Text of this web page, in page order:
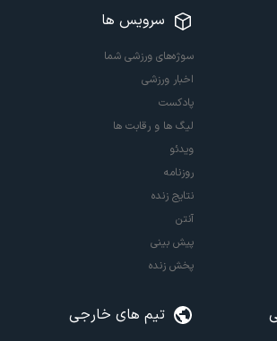
سرویس ها
سوژه‌های ورزشی شما
اخبار ورزشی
پادکست
لیگ ها و رقابت ها
ویدئو
روزنامه
نتایج زنده
آنتن
پیش بینی
پخش زنده
تیم های خارجی